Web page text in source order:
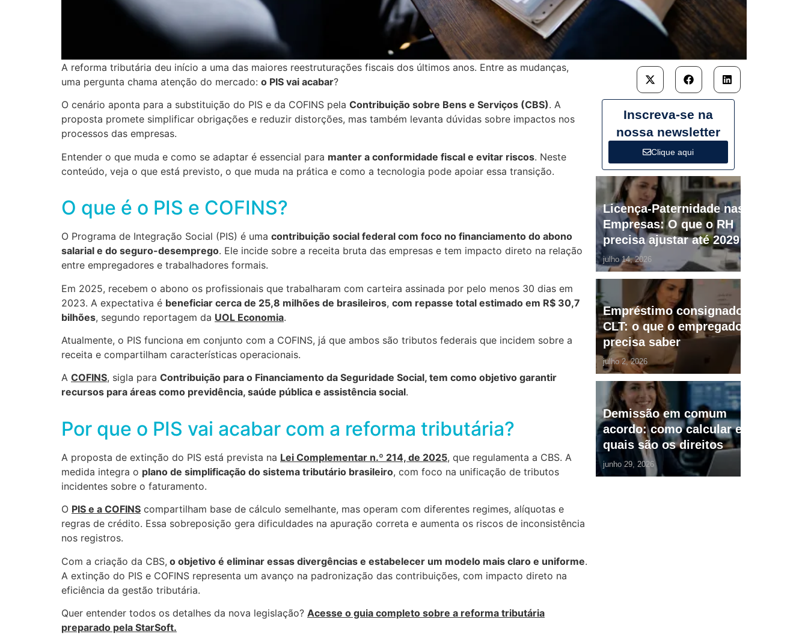
A reforma tributária deu início a uma das maiores reestruturações fiscais dos últimos anos. Entre as mudanças,
uma pergunta chama atenção do mercado: o PIS vai acabar?
O cenário aponta para a substituição do PIS e da COFINS pela Contribuição sobre Bens e Serviços (CBS). A
proposta promete simplificar obrigações e reduzir distorções, mas também levanta dúvidas sobre impactos nos
processos das empresas.
Entender o que muda e como se adaptar é essencial para manter a conformidade fiscal e evitar riscos. Neste
conteúdo, veja o que está previsto, o que muda na prática e como a tecnologia pode apoiar essa transição.
O que é o PIS e COFINS?
O Programa de Integração Social (PIS) é uma contribuição social federal com foco no financiamento do abono
salarial e do seguro-desemprego. Ele incide sobre a receita bruta das empresas e tem impacto direto na relação
entre empregadores e trabalhadores formais.
Em 2025, recebem o abono os profissionais que trabalharam com carteira assinada por pelo menos 30 dias em
2023. A expectativa é beneficiar cerca de 25,8 milhões de brasileiros, com repasse total estimado em R$ 30,7
bilhões, segundo reportagem da UOL Economia.
Atualmente, o PIS funciona em conjunto com a COFINS, já que ambos são tributos federais que incidem sobre a
receita e compartilham características operacionais.
A COFINS, sigla para Contribuição para o Financiamento da Seguridade Social, tem como objetivo garantir
recursos para áreas como previdência, saúde pública e assistência social.
Por que o PIS vai acabar com a reforma tributária?
A proposta de extinção do PIS está prevista na Lei Complementar n.º 214, de 2025, que regulamenta a CBS. A
medida integra o plano de simplificação do sistema tributário brasileiro, com foco na unificação de tributos
incidentes sobre o faturamento.
O PIS e a COFINS compartilham base de cálculo semelhante, mas operam com diferentes regimes, alíquotas e
regras de crédito. Essa sobreposição gera dificuldades na apuração correta e aumenta os riscos de inconsistência
nos registros.
Com a criação da CBS, o objetivo é eliminar essas divergências e estabelecer um modelo mais claro e uniforme.
A extinção do PIS e COFINS representa um avanço na padronização das contribuições, com impacto direto na
eficiência da gestão tributária.
Quer entender todos os detalhes da nova legislação? Acesse o guia completo sobre a reforma tributária
preparado pela StarSoft.
Inscreva-se na
nossa newsletter
Clique aqui
Licença-Paternidade nas
Empresas: O que o RH
precisa ajustar até 2029
julho 14, 2026
Empréstimo consignado
CLT: o que o empregador
precisa saber
julho 2, 2026
Demissão em comum
acordo: como calcular e
quais são os direitos
junho 29, 2026